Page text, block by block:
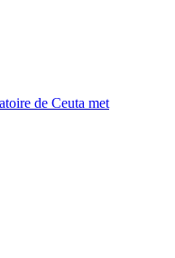
de Ceuta met